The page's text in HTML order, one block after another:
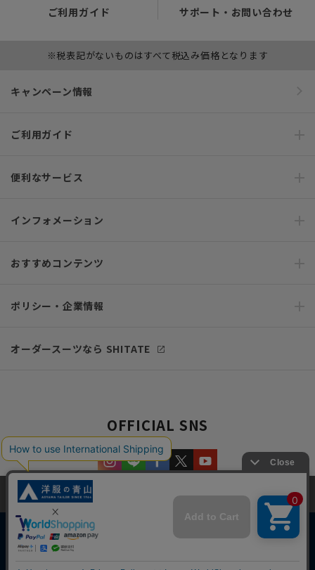
ご利用ガイド サポート・お問い合わせ
※税表記がないものはすべて税込み価格となります
キャンペーン情報
ご利用ガイド
便利なサービス
インフォメーション
おすすめコンテンツ
ポリシー・企業情報
オーダースーツなら SHITATE
OFFICIAL SNS
当サイトでは、快適な閲覧体験とコンテンツ改善のためにCookieを使用
しています。閲覧を続けることで、Cookieの使用に同意したものとみな
します。詳細については